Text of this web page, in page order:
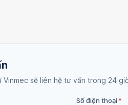
sẽ liên hệ tư vấn trong 24
Số điện thoại*